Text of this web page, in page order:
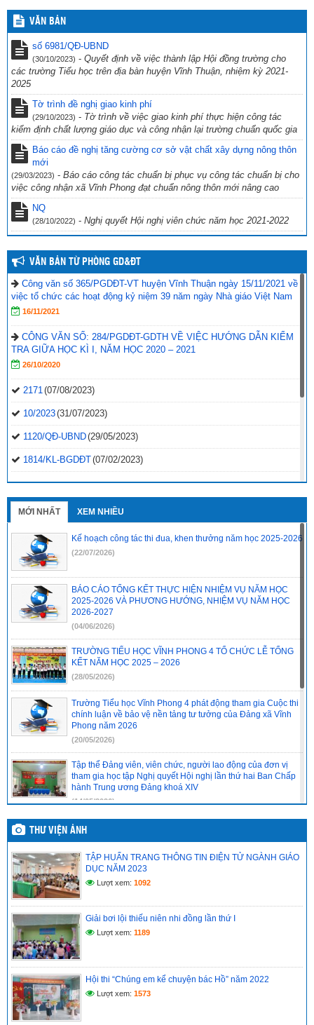
Chính phủ Võ Văn Kiệt”
CV 1736/UBND-NC CỦA UBND TỈNH KIÊN GIANG NGÀY
23/9/2022 VỀ VIỆC THỰC HIỆN CÔNG TÁC PHÒNG, CHỐNG TỘI
PHẠM SỬ DỤNG CÔNG NGHỆ CAO.
(29/09/2022)
CV số 2870/SGDĐT-VP, Kiên Giang ngày 26/9/2022 của Sở Giáo
dục & Đào tạo Kiên Giang về việc chủ động ứng phó với bão số 4
năm 2022 (27/09/2022)
Công văn số 234/PGDĐT, ngày 16 tháng 9 năm 2022 của phòng
Giáo dục và Đào tạo Vĩnh Thuận về việc hưởng ứng “Ngày toàn dân
phòng cháy và chữa cháy” năm 2022.
VĂN BẢN
số 6981/QĐ-UBND
(30/10/2023) - Quyết định về việc thành lập Hội đồng trường cho
các trường Tiểu học trên địa bàn huyện Vĩnh Thuận, nhiệm kỳ 2021-
2025
Tờ trình đề nghị giao kinh phí
(29/10/2023) - Tờ trình về việc giao kinh phí thực hiện công tác
kiểm định chất lượng giáo dục và công nhận lại trường chuẩn quốc gia
Báo cáo đề nghị tăng cường cơ sở vật chất xây dựng nông thôn
mới
(29/03/2023) - Báo cáo công tác chuẩn bị phục vụ công tác chuẩn bị cho
việc công nhận xã Vĩnh Phong đạt chuẩn nông thôn mới nâng cao
NQ
(28/10/2022) - Nghị quyết Hội nghị viên chức năm học 2021-2022
VĂN BẢN TỪ PHÒNG GD&ĐT
Công văn số 365/PGDĐT-VT huyện Vĩnh Thuận ngày 15/11/2021 về
việc tổ chức các hoạt động kỷ niệm 39 năm ngày Nhà giáo Việt Nam
16/11/2021
CÔNG VĂN SỐ: 284/PGDĐT-GDTH VỀ VIỆC HƯỚNG DẪN KIỂM
TRA GIỮA HỌC KÌ I, NĂM HỌC 2020 – 2021
26/10/2020
2171 (07/08/2023)
10/2023(31/07/2023)
1120/QĐ-UBND(29/05/2023)
1814/KL-BGDĐT(07/02/2023)
2496-QD-UBND(10/10/2022)
2495-QD-UBND (10/10/2022)
888/TB-UBND(31/08/2022)
2397/QĐ-UBND (26/08/2022)
31/2022/NQ-HĐND(16/08/2022)
MỚI NHẤT XEM NHIỀU
Kế hoạch công tác thi đua, khen thưởng năm học 2025-2026
(22/07/2026)
BÁO CÁO TỔNG KẾT THỰC HIỆN NHIỆM VỤ NĂM HỌC
2025-2026 VÀ PHƯƠNG HƯỚNG, NHIỆM VỤ NĂM HỌC
2026-2027
(04/06/2026)
TRƯỜNG TIỂU HỌC VĨNH PHONG 4 TỔ CHỨC LỄ TỔNG
KẾT NĂM HỌC 2025 – 2026
(28/05/2026)
Trường Tiểu học Vĩnh Phong 4 phát động tham gia Cuộc thi
chính luận về bảo vệ nền tảng tư tưởng của Đảng xã Vĩnh
Phong năm 2026
(20/05/2026)
Tập thể Đảng viên, viên chức, người lao động của đơn vị
tham gia học tập Nghị quyết Hội nghị lần thứ hai Ban Chấp
hành Trung ương Đảng khoá XIV
(14/05/2026)
Chi bộ cơ sở trường Tiểu học Vĩnh Phong 4 báo cáo kết quả
(14/05/2026)
CHI BỘ CƠ SỞ TRƯỜNG TIỂU HỌC VĨNH PHONG 4 TỔ
CHỨC HỌC TẬP, QUÁN TRIỆT NGHỊ QUYẾT HỘI NGHỊ LẦN
THỨ II BAN CHẤP HÀNH TRUNG ƯƠNG ĐẢNG KHÓA XIV
(14/05/2026)
Hồ sơ đánh giá chuẩn nghề nghiệp giáo viên năm học
2025–2026
(12/05/2026)
THƯ VIỆN ẢNH
TẬP HUẤN TRANG THÔNG TIN ĐIỆN TỬ NGÀNH GIÁO
DỤC NĂM 2023
Lượt xem: 1092
Giải bơi lội thiếu niên nhi đồng lần thứ I
Lượt xem: 1189
Hội thi “Chúng em kể chuyện bác Hồ” năm 2022
Lượt xem: 1573